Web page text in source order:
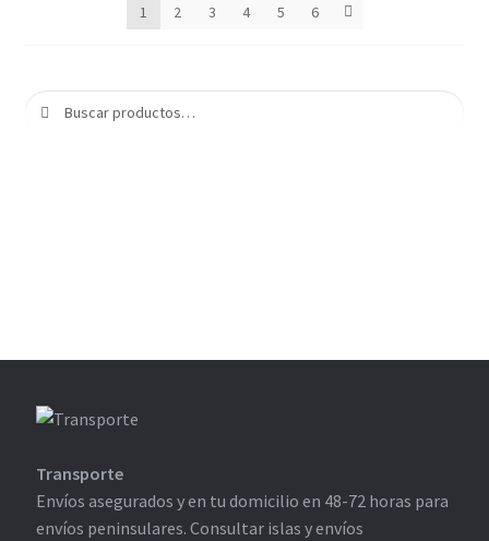
1 2 3 4 5 6
Transporte
Envíos asegurados y en tu domicilio en 48-72 horas para
envíos peninsulares. Consultar islas y envíos